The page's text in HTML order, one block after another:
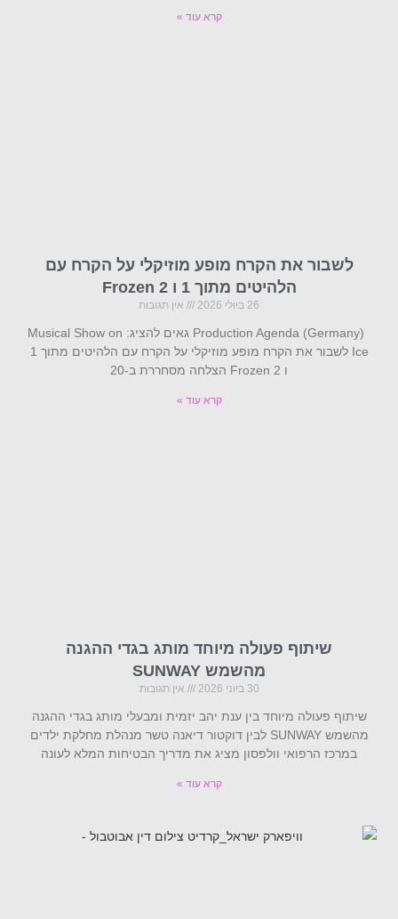
קרא עוד »
לשבור את הקרח מופע מוזיקלי על הקרח עם
הלהיטים מתוך 1 ו Frozen 2
26 ביולי 2026 אין תגובות
Production Agenda (Germany) גאים להציג: Musical Show on
Ice לשבור את הקרח מופע מוזיקלי על הקרח עם הלהיטים מתוך 1
ו Frozen 2 הצלחה מסחררת ב-20
קרא עוד »
שיתוף פעולה מיוחד מותג בגדי ההגנה
מהשמש SUNWAY
30 ביוני 2026 אין תגובות
שיתוף פעולה מיוחד בין ענת יהב יזמית ומבעלי מותג בגדי ההגנה
מהשמש SUNWAY לבין דוקטור דיאנה טשר מנהלת מחלקת ילדים
במרכז הרפואי וולפסון מציג את מדריך הבטיחות המלא לעונה
קרא עוד »